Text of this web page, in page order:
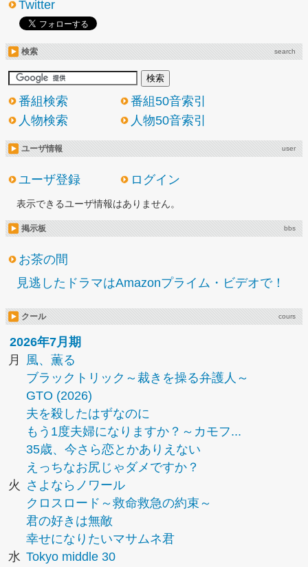
Twitter
検索 search
番組検索
番組50音索引
人物検索
人物50音索引
ユーザ情報 user
ユーザ登録 ログイン
表示できるユーザ情報はありません。
掲示板 bbs
お茶の間
見逃したドラマはAmazonプライム・ビデオで！
クール cours
2026年7月期
月
風、薫る
ブラックトリック～裁きを操る弁護人～
GTO (2026)
夫を殺したはずなのに
もう1度夫婦になりますか？～カモフ...
35歳、今さら恋とかありえない
えっちなお尻じゃダメですか？
火
さよならノワール
クロスロード～救命救急の約束～
君の好きは無敵
幸せになりたいマサムネ君
水 Tokyo middle 30